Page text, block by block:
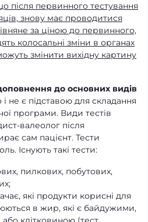
після первинного тестування
знову має проводитися
за ціною до первинного,
колосальні зміни в органах
змінити вихідну картину
до основних видів
не є підставою для складання
програми. Види тестів
валеолог після
сам пацієнт. Тести
Існують такі тести:
пилкових, побутових,
які продукти корисні для
в жир, які є байдужими,